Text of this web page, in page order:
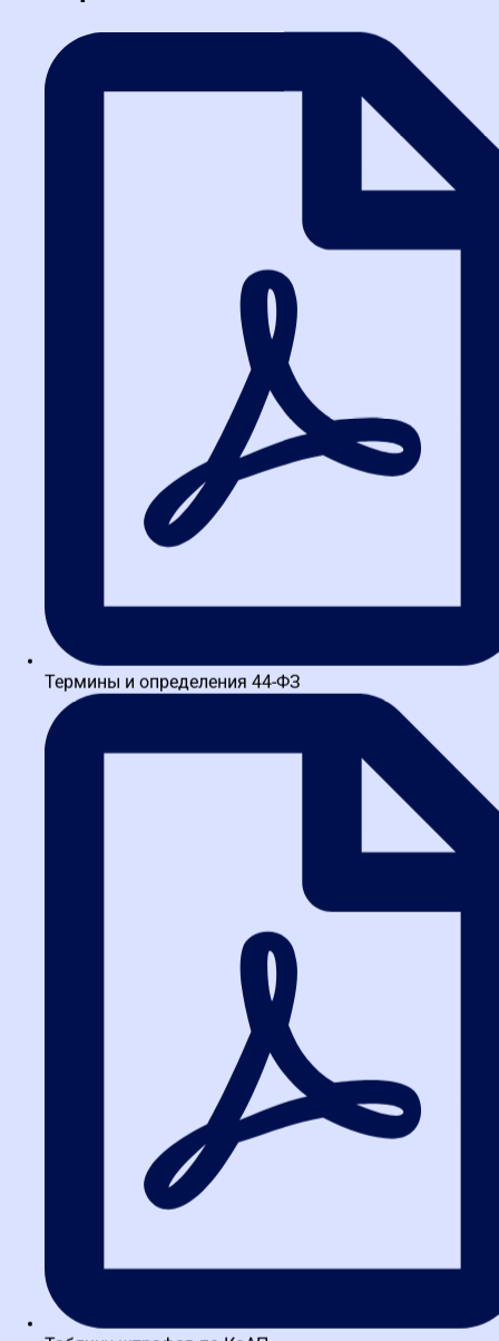
стажем в отрасли, включая 11 лет работы госинспектором в
отделе контроля государственных закупок Федеральной...
Ринкевич Дмитрий Викторович
Главный специалист по проведению закупочных процедур АО
"ГАЗПРОМНЕФТЬ-АЭРО". 16-летний опыт практической
деятельности в закупках. Проводил полный цикл закупок и
представлял...
Школьников Артем Алексеевич
Практик в сфере закупок с 16-летним стажем, включающим
руководящие позиции в энергетическом секторе, начальник
службы закупочной и договорной деятельности в...
Начальник сектора управления государственного заказа
Комитета экономического развития, промышленной политики и
торговли Правительства Санкт-Петербурга. Эксперт в сфере
антикоррупционного комплаенса и...
Кандидат медицинских наук. Эксперт Национальной Ассоциации
институтов закупок России. Ведущий специалист отдела
государственного заказа Комитета по здравоохранению
Термины и определения 44-ФЗ